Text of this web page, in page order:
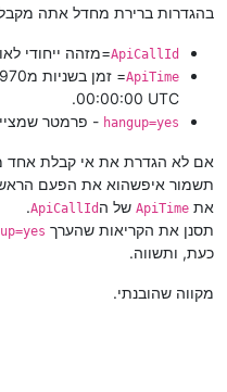
בהגדרות ברירת מחדל אתה
ApiCallId=מזהה ייחודי
ApiTime
00:00:00 UTC.
hangup=yes - פרמטר
אם לא הגדרת את אי קבלת אחד
תשמור איפשהוא את הפעם
את ApiTime של ה ApiCallId
.
תסנן את הקריאות שהערך
כעת, ותשווה.
מקווה שהובנתי.